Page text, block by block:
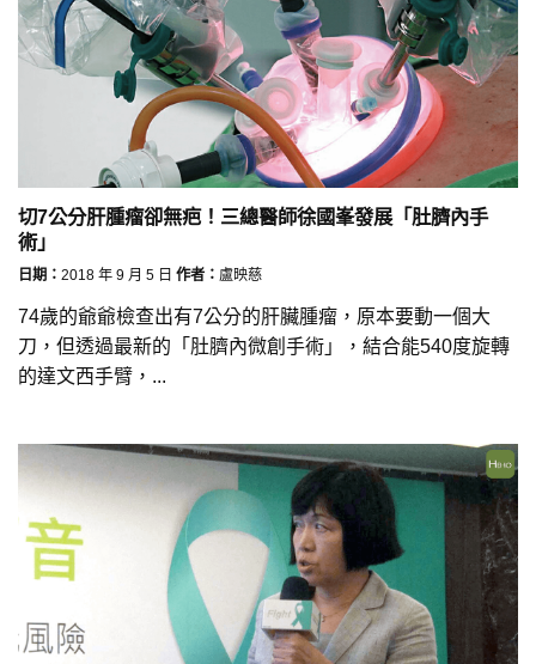
切7公分肝腫瘤卻無疤！三總醫師徐國峯發展「肚臍內手
術」
日期： 2018 年 9 月 5 日 作者： 盧映慈
74歲的爺爺檢查出有7公分的肝臟腫瘤，原本要動一個大
刀，但透過最新的「肚臍內微創手術」，結合能540度旋轉
的達文西手臂，...